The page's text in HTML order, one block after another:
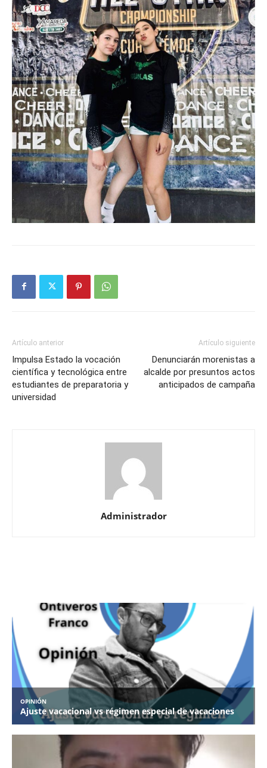
Artículo anterior
Impulsa Estado la vocación
científica y tecnológica entre
estudiantes de preparatoria y
universidad
Artículo siguiente
Denunciarán morenistas a
alcalde por presuntos actos
anticipados de campaña
Administrador